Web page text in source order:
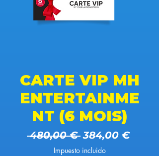
CARTE VIP MH
ENTERTAINME
NT (6 MOIS)
480,00 € Precio
384,00 €
Impuesto incluido